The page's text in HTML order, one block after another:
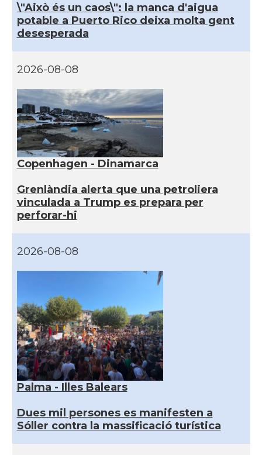
\"Això és un caos\": la manca d'aigua
potable a Puerto Rico deixa molta gent
desesperada
2026-08-08
Copenhagen - Dinamarca
Grenlàndia alerta que una petroliera
vinculada a Trump es prepara per
perforar-hi
2026-08-08
Palma - Illes Balears
Dues mil persones es manifesten a
Sóller contra la massificació turística